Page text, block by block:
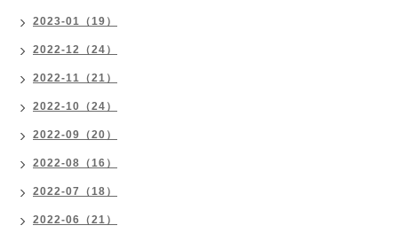
2023-01（19）
2022-12（24）
2022-11（21）
2022-10（24）
2022-09（20）
2022-08（16）
2022-07（18）
2022-06（21）